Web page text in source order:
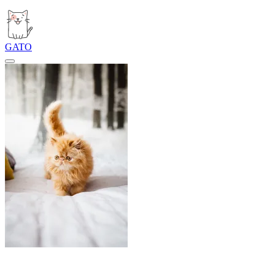
GATO